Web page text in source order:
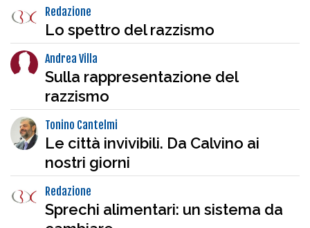
Redazione
Lo spettro del razzismo
Andrea Villa
Sulla rappresentazione del
razzismo
Tonino Cantelmi
Le città invivibili. Da Calvino ai
nostri giorni
Redazione
Sprechi alimentari: un sistema da